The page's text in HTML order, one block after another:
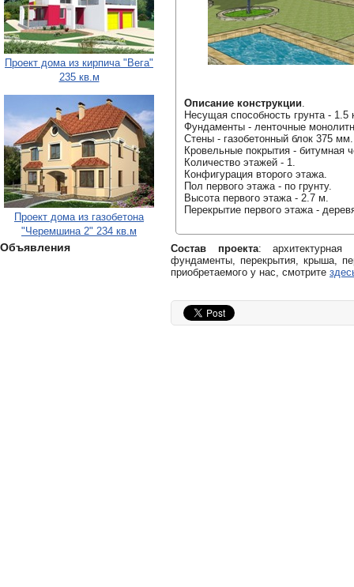
Проект дома из кирпича "Вега"
235 кв.м
Проект дома из газобетона
"Черемшина 2" 234 кв.м
Объявления
Описание конструкции.
Несущая способность грунта - 1.5
Фундаменты - ленточные
Стены - газобетонный блок 375 мм.
Кровельные покрытия - битумная
Количество этажей - 1.
Конфигурация второго этажа.
Пол первого этажа - по грунту.
Высота первого этажа - 2.7 м.
Перекрытие первого этажа -
Состав проекта:
фундаменты, перекрытия, крыша,
приобретаемого у нас, смотрите